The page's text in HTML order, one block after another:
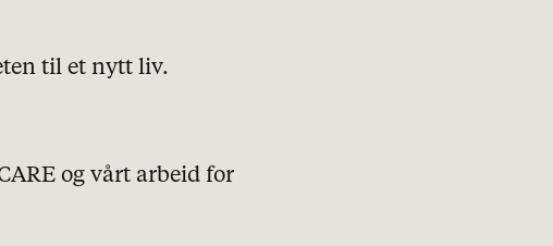
til et nytt liv.
og vårt arbeid for